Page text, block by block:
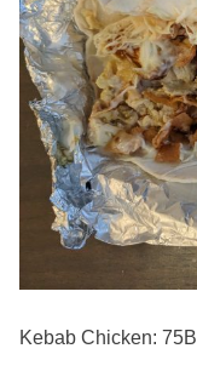
Kebab Chicken: 75B